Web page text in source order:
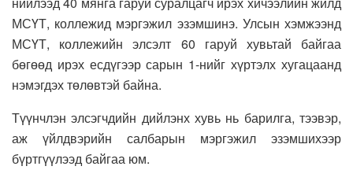
МСҮТ, коллежид мэргэжил эзэмшинэ. Улсын хэмжээнд
МСҮТ, коллежийн элсэлт 60 гаруй хувьтай байгаа
бөгөөд ирэх есдүгээр сарын 1-нийг хүртэлх хугацаанд
нэмэгдэх төлөвтэй байна.
Түүнчлэн элсэгчдийн дийлэнх хувь нь барилга, тээвэр,
аж үйлдвэрийн салбарын мэргэжил эзэмшихээр
бүртгүүлээд байгаа юм.